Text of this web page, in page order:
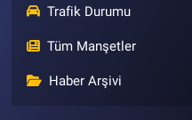
Trafik Durumu
Tüm Manşetler
Haber Arşivi